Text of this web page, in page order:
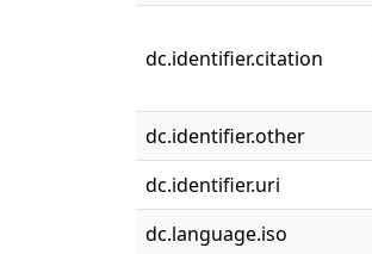
dc.identifier.citation
dc.identifier.other
dc.identifier.uri
dc.language.iso